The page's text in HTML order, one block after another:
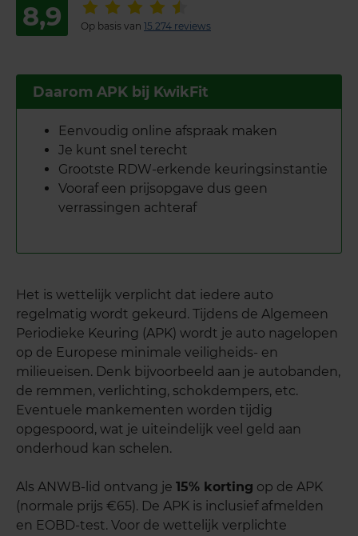
8,9 Op basis van 15.274 reviews
Daarom APK bij KwikFit
Eenvoudig online afspraak maken
Je kunt snel terecht
Grootste RDW-erkende keuringsinstantie
Vooraf een prijsopgave dus geen
verrassingen achteraf
Het is wettelijk verplicht dat iedere auto
regelmatig wordt gekeurd. Tijdens de Algemeen
Periodieke Keuring (APK) wordt je auto nagelopen
op de Europese minimale veiligheids- en
milieueisen. Denk bijvoorbeeld aan je autobanden,
de remmen, verlichting, schokdempers, etc.
Eventuele mankementen worden tijdig
opgespoord, wat je uiteindelijk veel geld aan
onderhoud kan schelen.
Als ANWB-lid ontvang je 15% korting op de APK
(normale prijs €65). De APK is inclusief afmelden
en EOBD-test. Voor de wettelijk verplichte